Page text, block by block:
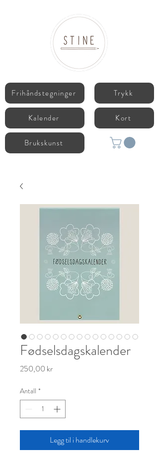
Frihåndstegninger Trykk
Kort
Kalender
Brukskunst
Fødselsdagskalender
250,00 krPris
Antall *
Legg til i handlekurv